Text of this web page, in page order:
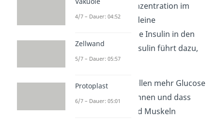
Ist die Glucose-Konzentration im
Blut zu hoch, gibt deine
Bauchspeicheldrüse Insulin in den
Blutkreislauf ab. Insulin führt dazu,
dass
deine Körperzellen mehr Glucose
aufnehmen können und dass
deine Leber und Muskeln
4/7 – Dauer: 04:52
Zellwand
5/7 – Dauer: 05:57
Protoplast
6/7 – Dauer: 05:01